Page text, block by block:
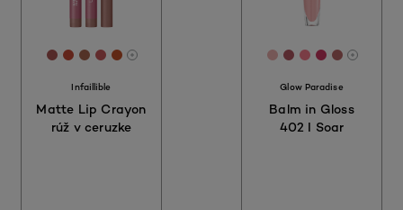
[Color]: #aa5453
[Color]: #c54b37
[Color]: #a8654e
[Color]: #c6585a
[Color]: #c15029
More shades are available
Infaillible
Matte Lip Crayon
rúž v ceruzke
[Color]: #ecafae
[Color]: #b15661
[Color]:
[Color]:
[Color]:
More
Glow Paradise
Balm in Gloss
402 I Soar